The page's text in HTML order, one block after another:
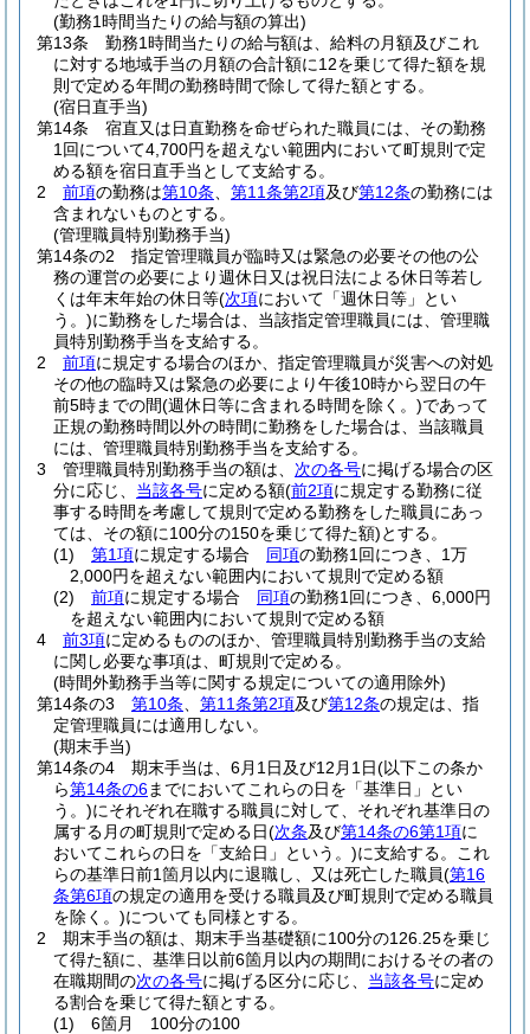
(勤務1時間当たりの給与額の算出)
第13条
勤務1時間当たりの給与額は、給料の月額及びこれ
に対する地域手当の月額の合計額に12を乗じて得た額を規
則で定める年間の勤務時間で除して得た額とする。
(宿日直手当)
第14条
宿直又は日直勤務を命ぜられた職員には、その勤務
1回について4,700円を超えない範囲内において町規則で定
める額を宿日直手当として支給する。
2
前項の勤務は第10条 第11条第2項及び第12条の勤務には
含まれないものとする。
(管理職員特別勤務手当)
第14条の2
指定管理職員が臨時又は緊急の必要その他の公
務の運営の必要により週休日又は祝日法による休日等若し
くは年末年始の休日等(次項において「週休日等」とい
う。)に勤務をした場合は、当該指定管理職員には、管理職
員特別勤務手当を支給する。
2
前項に規定する場合のほか、指定管理職員が災害への対処
その他の臨時又は緊急の必要により午後10時から翌日の午
前5時までの間(週休日等に含まれる時間を除く。)であって
正規の勤務時間以外の時間に勤務をした場合は、当該職員
には、管理職員特別勤務手当を支給する。
3
管理職員特別勤務手当の額は、 次の各号に掲げる場合の区
分に応じ、 当該各号に定める額(前2項に規定する勤務に従
事する時間を考慮して規則で定める勤務をした職員にあっ
ては、その額に100分の150を乗じて得た額)とする。
(1)
第1項に規定する場合 同項の勤務1回につき、1万
2,000円を超えない範囲内において規則で定める額
(2)
前項に規定する場合 同項の勤務1回につき、6,000円
を超えない範囲内において規則で定める額
4
前3項に定めるもののほか、管理職員特別勤務手当の支給
に関し必要な事項は、町規則で定める。
(時間外勤務手当等に関する規定についての適用除外)
第14条の3
第10条 第11条第2項及び第12条の規定は、指
定管理職員には適用しない。
(期末手当)
第14条の4
期末手当は、6月1日及び12月1日(以下この条か
ら第14条の6までにおいてこれらの日を「基準日」とい
う。)にそれぞれ在職する職員に対して、それぞれ基準日の
属する月の町規則で定める日(次条及び第14条の6第1項に
おいてこれらの日を「支給日」という。)に支給する。
これ
らの基準日前1箇月以内に退職し、又は死亡した職員(第16
条第6項の規定の適用を受ける職員及び町規則で定める職員
を除く。)についても同様とする。
2
期末手当の額は、期末手当基礎額に100分の126.25を乗じ
て得た額に、基準日以前6箇月以内の期間におけるその者の
在職期間の次の各号に掲げる区分に応じ、 当該各号に定め
る割合を乗じて得た額とする。
(1)
6箇月 100分の100